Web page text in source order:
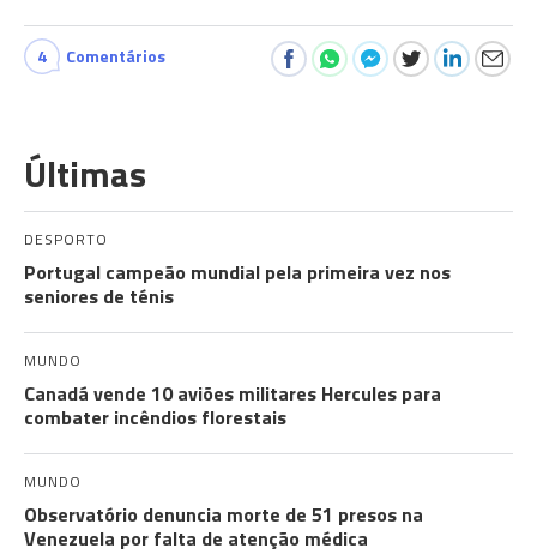
4 Comentários
Últimas
DESPORTO
Portugal campeão mundial pela primeira vez nos
seniores de ténis
MUNDO
Canadá vende 10 aviões militares Hercules para
combater incêndios florestais
MUNDO
Observatório denuncia morte de 51 presos na
Venezuela por falta de atenção médica